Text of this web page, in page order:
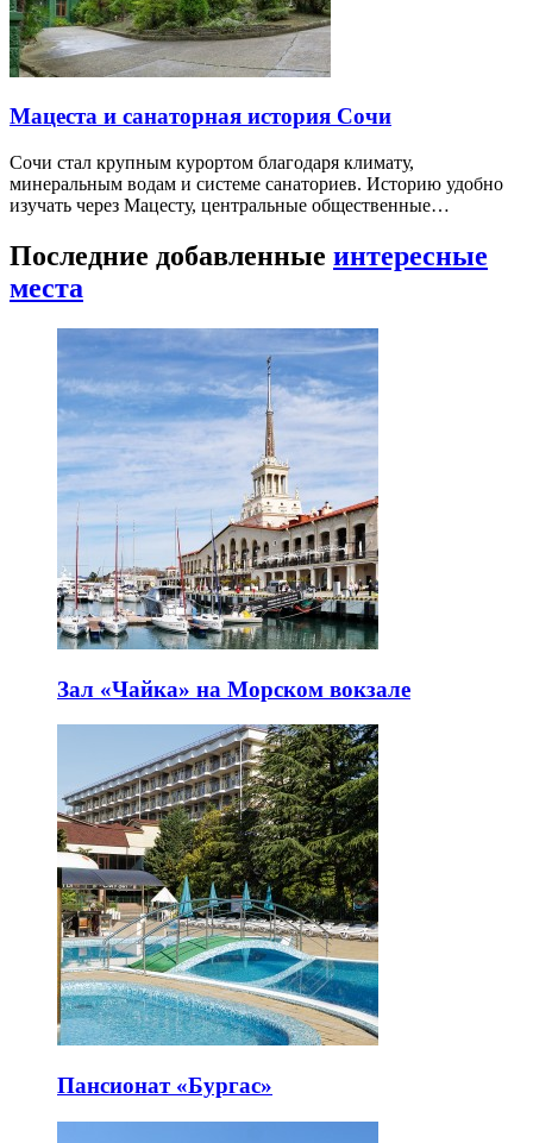
Мацеста и санаторная история Сочи
Сочи стал крупным курортом благодаря климату,
минеральным водам и системе санаториев. Историю удобно
изучать через Мацесту, центральные общественные…
Последние добавленные интересные
места
Зал «Чайка» на Морском вокзале
Пансионат «Бургас»